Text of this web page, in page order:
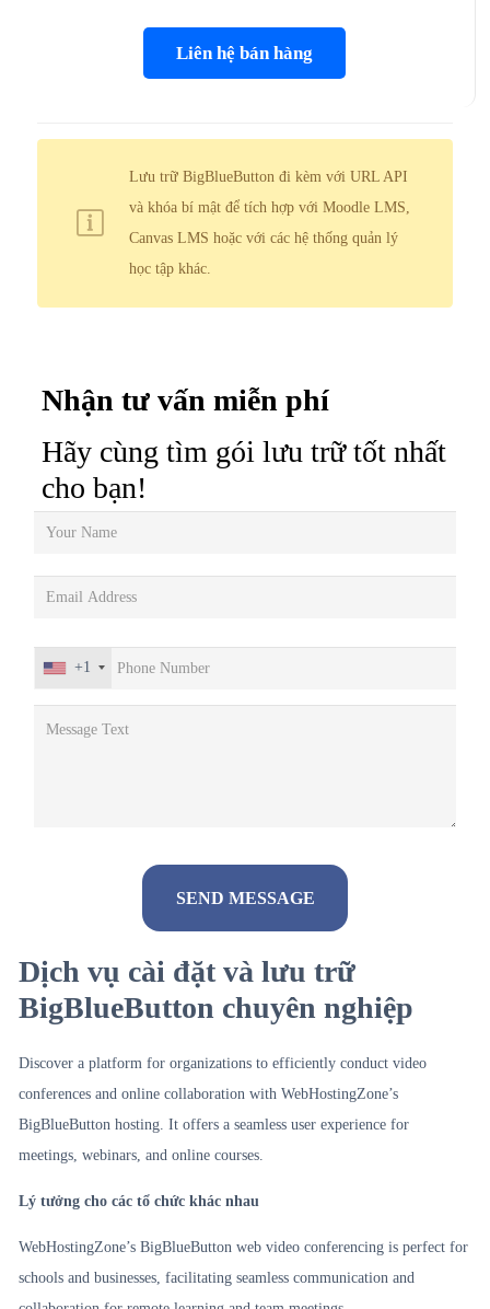
Liên hệ bán hàng
Lưu trữ BigBlueButton đi kèm với URL API
và khóa bí mật để tích hợp với Moodle LMS,
Canvas LMS hoặc với các hệ thống quản lý
học tập khác.
Nhận tư vấn miễn phí
Hãy cùng tìm gói lưu trữ tốt nhất
cho bạn!
+1
Alternative:
Dịch vụ cài đặt và lưu trữ
BigBlueButton chuyên nghiệp
Discover a platform for organizations to efficiently conduct video
conferences and online collaboration with WebHostingZone’s
BigBlueButton hosting. It offers a seamless user experience for
meetings, webinars, and online courses.
Lý tưởng cho các tổ chức khác nhau
WebHostingZone’s BigBlueButton web video conferencing is perfect for
schools and businesses, facilitating seamless communication and